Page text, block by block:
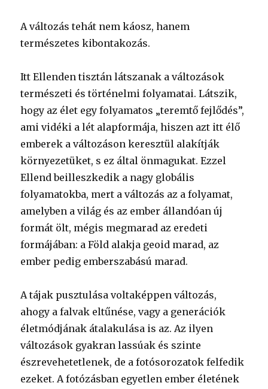
A változás tehát nem káosz, hanem
természetes kibontakozás.
Itt Ellenden tisztán látszanak a változások
természeti és történelmi folyamatai. Látszik,
hogy az élet egy folyamatos „teremtő fejlődés”,
ami vidéki a lét alapformája, hiszen azt itt élő
emberek a változáson keresztül alakítják
környezetüket, s ez által önmagukat. Ezzel
Ellend beilleszkedik a nagy globális
folyamatokba, mert a változás az a folyamat,
amelyben a világ és az ember állandóan új
formát ölt, mégis megmarad az eredeti
formájában: a Föld alakja geoid marad, az
ember pedig emberszabású marad.
A tájak pusztulása voltaképpen változás,
ahogy a falvak eltűnése, vagy a generációk
életmódjának átalakulása is az. Az ilyen
változások gyakran lassúak és szinte
észrevehetetlenek, de a fotósorozatok felfedik
ezeket. A fotózásban egyetlen ember életének